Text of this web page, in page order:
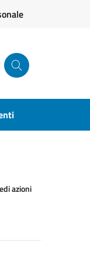
azioni